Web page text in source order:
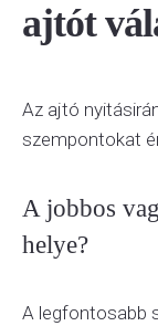
ajtót
Az ajtó
szempontokat
A jobbos
helye?
A legfontosabb